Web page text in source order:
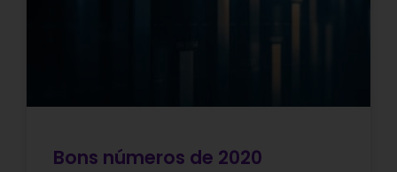
Bons números de 2020